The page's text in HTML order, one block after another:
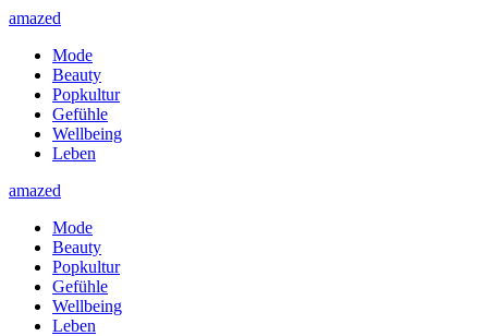
amazed
Mode
Beauty
Popkultur
Gefühle
Wellbeing
Leben
amazed
Mode
Beauty
Popkultur
Gefühle
Wellbeing
Leben